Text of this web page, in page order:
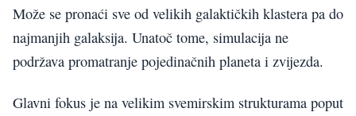
Može se pronaći sve od velikih galaktičkih klastera pa do
najmanjih galaksija. Unatoč tome, simulacija ne
podržava promatranje pojedinačnih planeta i zvijezda.
Glavni fokus je na velikim svemirskim strukturama poput